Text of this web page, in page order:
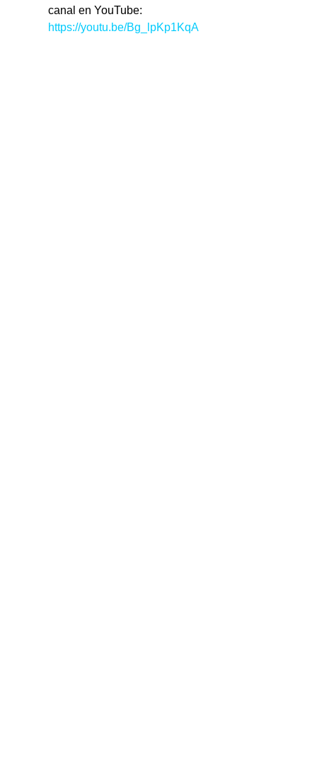
canal en YouTube:
https://youtu.be/Bg_lpKp1KqA